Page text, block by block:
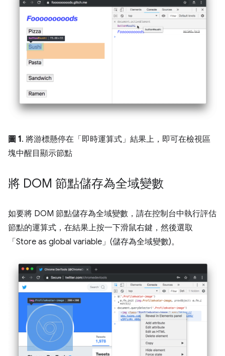
圖 1. 將游標懸停在「即時運算式」結果上，即可在檢視區
塊中醒目顯示節點
將 DOM 節點儲存為全域變數
如要將 DOM 節點儲存為全域變數，請在控制台中執行評估
節點的運算式，在結果上按一下滑鼠右鍵，然後選取
「Store as global variable」(儲存為全域變數)。